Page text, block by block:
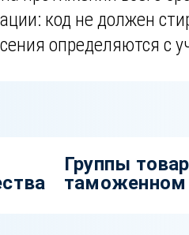
код не должен
определяются с
Группы
таможенном